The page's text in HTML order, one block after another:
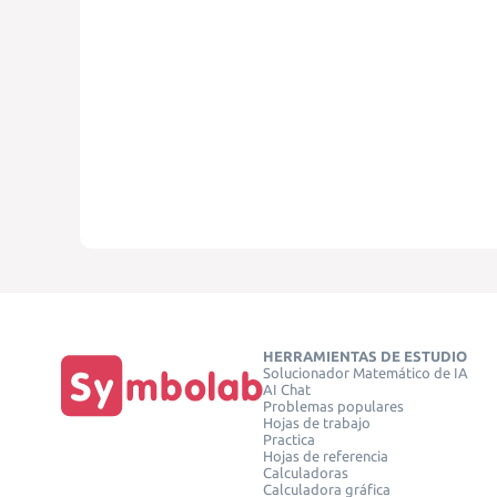
HERRAMIENTAS DE ESTUDIO
Solucionador Matemático de IA
AI Chat
Problemas populares
Hojas de trabajo
Practica
Hojas de referencia
Calculadoras
Calculadora gráfica